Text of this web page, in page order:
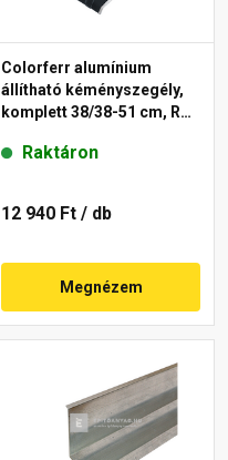
Colorferr alumínium
állítható kéményszegély,
komplett 38/38-51 cm, RAL
Raktáron
12 940 Ft / db
Megnézem